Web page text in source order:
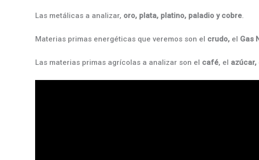
Las metálicas a analizar, oro, plata, platino, paladio y cobre.
Materias primas energéticas que veremos son el crudo, el Gas
Las materias primas agrícolas a analizar son el café, el azúcar,